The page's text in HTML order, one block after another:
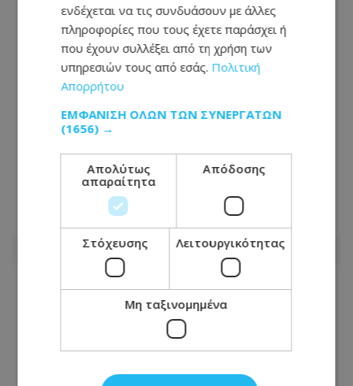
VIDEO: Με χαρτοκόπτη στον λαιμό η
επίθεση στη Μονή Αγίου Νεοφύτου –
Όλο το χρονικό της απόπειρας φόνου
στη Μονή
ενδέχεται να τις συνδυάσουν με άλλες
πληροφορίες που τους έχετε παράσχει ή
που έχουν συλλέξει από τη χρήση των
υπηρεσιών τους από εσάς. Πολιτική
Απορρήτου
ΕΜΦΆΝΙΣΗ ΌΛΩΝ ΤΩΝ ΣΥΝΕΡΓΑΤΏΝ
(1656) →
Απολύτως
απαραίτητα
Απόδοσης
Στόχευσης Λειτουργικότητας
Μη ταξινομημένα